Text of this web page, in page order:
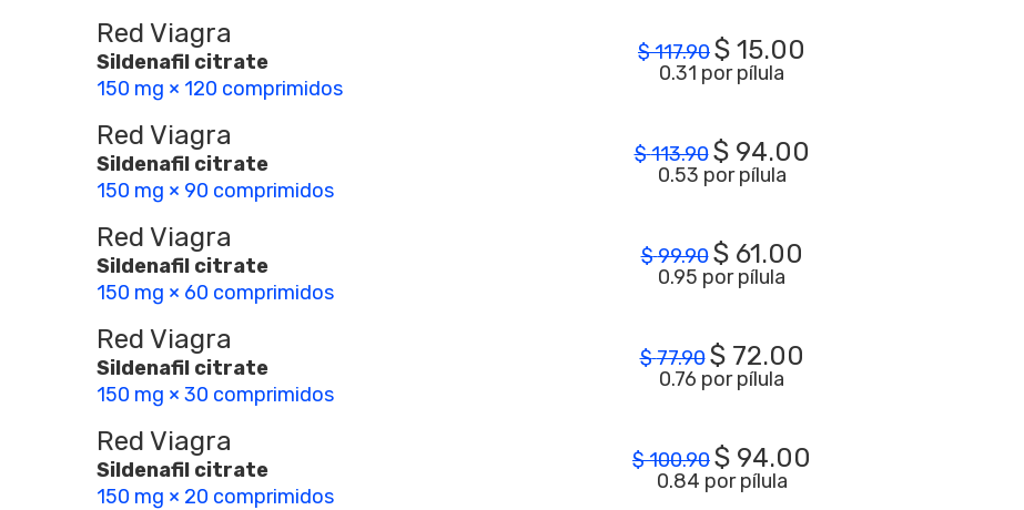
Red Viagra
Sildenafil citrate
150 mg × 120 comprimidos
$117.90$ 15.00
0.31 por pílula
Red Viagra
Sildenafil citrate
150 mg × 90 comprimidos
$113.90 $ 94.00
0.53 por pílula
Red Viagra
Sildenafil citrate
150 mg × 60 comprimidos
$99.90 $ 61.00
0.95 por pílula
Red Viagra
Sildenafil citrate
150 mg × 30 comprimidos
$77.90 $ 72.00
0.76 por pílula
Red Viagra
Sildenafil citrate
150 mg × 20 comprimidos
$100.90$ 94.00
0.84 por pílula